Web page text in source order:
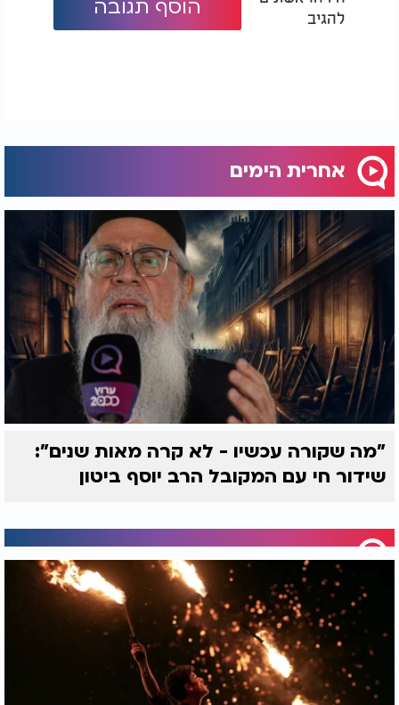
להגיב
הוסף תגובה
אחרית הימים
"מה שקורה עכשיו - לא קרה מאות שנים":
שידור חי עם המקובל הרב יוסף ביטון